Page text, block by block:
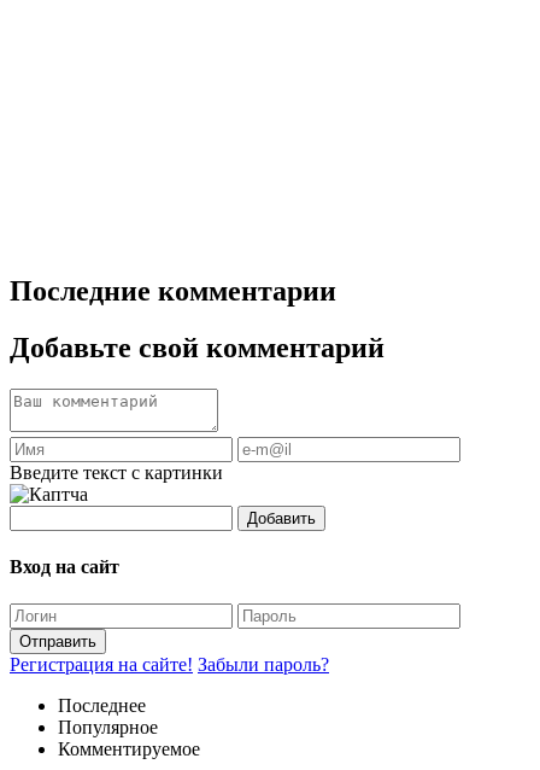
Последние комментарии
Добавьте свой комментарий
Введите текст с картинки
Добавить
Вход на сайт
Отправить
Регистрация на сайте! Забыли пароль?
Последнее
Популярное
Комментируемое